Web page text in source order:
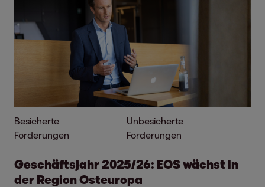
Besicherte
Forderungen
Unbesicherte
Forderungen
Geschäftsjahr 2025/26: EOS wächst in
der Region Osteuropa